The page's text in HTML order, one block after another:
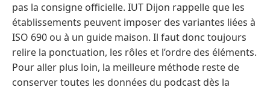
pas la consigne officielle. IUT Dijon rappelle que les
établissements peuvent imposer des variantes liées à
ISO 690 ou à un guide maison. Il faut donc toujours
relire la ponctuation, les rôles et l’ordre des éléments.
Pour aller plus loin, la meilleure méthode reste de
conserver toutes les données du podcast dès la